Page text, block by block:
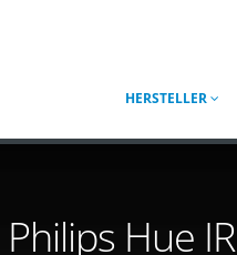
HERSTELLER
Hue